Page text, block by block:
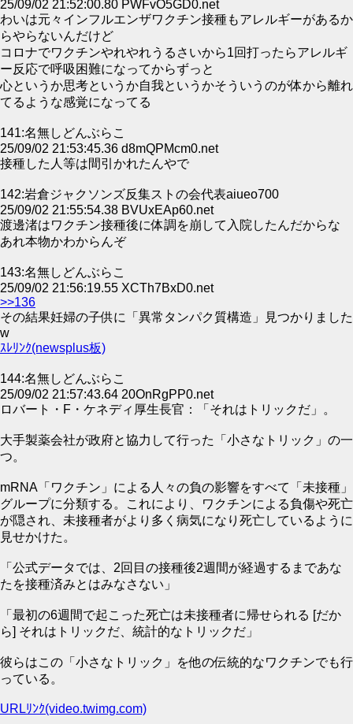
25/09/02 21:52:00.80 PWFvO5GD0.net
わいは元々インフルエンザワクチン接種もアレルギーがあるか
らやらないんだけど
コロナでワクチンやれやれうるさいから1回打ったらアレルギ
ー反応で呼吸困難になってからずっと
心というか思考というか自我というかそういうのが体から離れ
てるような感覚になってる
141:名無しどんぶらこ
25/09/02 21:53:45.36 d8mQPMcm0.net
接種した人等は間引かれたんやで
142:岩倉ジャクソンズ反集ストの会代表aiueo700
25/09/02 21:55:54.38 BVUxEAp60.net
渡邊渚はワクチン接種後に体調を崩して入院したんだからな
あれ本物かわからんぞ
143:名無しどんぶらこ
25/09/02 21:56:19.55 XCTh7BxD0.net
>>136
その結果妊婦の子供に「異常タンパク質構造」見つかりました
w
ｽﾚﾘﾝｸ(newsplus板)
144:名無しどんぶらこ
25/09/02 21:57:43.64 20OnRgPP0.net
ロバート・F・ケネディ厚生長官：「それはトリックだ」。
大手製薬会社が政府と協力して行った「小さなトリック」の一
つ。
mRNA「ワクチン」による人々の負の影響をすべて「未接種」
グループに分類する。これにより、ワクチンによる負傷や死亡
が隠され、未接種者がより多く病気になり死亡しているように
見せかけた。
「公式データでは、2回目の接種後2週間が経過するまであな
たを接種済みとはみなさない」
「最初の6週間で起こった死亡は未接種者に帰せられる [だか
ら] それはトリックだ、統計的なトリックだ」
彼らはこの「小さなトリック」を他の伝統的なワクチンでも行
っている。
URLﾘﾝｸ(video.twimg.com)